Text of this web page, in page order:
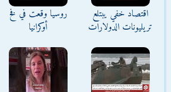
اقتصاد خفي يبتلع
تريليونات الدولارات
روسيا وقعت في فخ
أوكرانيا